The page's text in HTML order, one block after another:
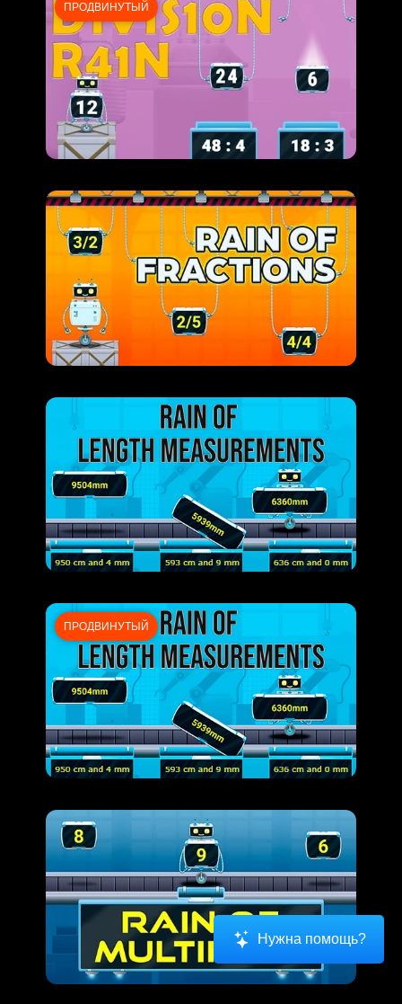
ПРОДВИНУТЫЙ
ПРОДВИНУТЫЙ
Нужна помощь?